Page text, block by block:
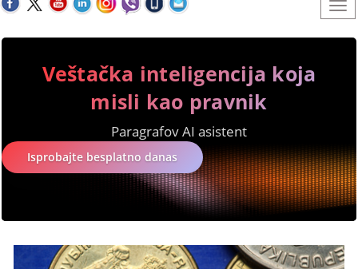
Veštačka inteligencija koja
misli kao pravnik
Paragrafov AI asistent
Isprobajte besplatno danas